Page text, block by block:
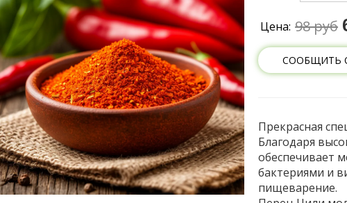
Цена: 98 руб
СООБЩИТЬ
Прекрасная
Благодаря
обеспечивает
бактериями и
пищеварение.